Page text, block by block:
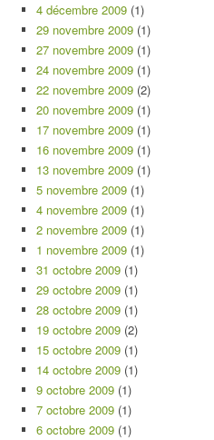
4 décembre 2009 (1)
29 novembre 2009 (1)
27 novembre 2009 (1)
24 novembre 2009 (1)
22 novembre 2009 (2)
20 novembre 2009 (1)
17 novembre 2009 (1)
16 novembre 2009 (1)
13 novembre 2009 (1)
5 novembre 2009 (1)
4 novembre 2009 (1)
2 novembre 2009 (1)
1 novembre 2009 (1)
31 octobre 2009 (1)
29 octobre 2009 (1)
28 octobre 2009 (1)
19 octobre 2009 (2)
15 octobre 2009 (1)
14 octobre 2009 (1)
9 octobre 2009 (1)
7 octobre 2009 (1)
6 octobre 2009 (1)